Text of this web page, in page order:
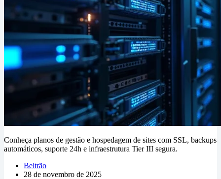
Conheça planos de gestão e hospedagem de sites com SSL, backups
automáticos, suporte 24h e infraestrutura Tier III segura.
Beltrão
28 de novembro de 2025